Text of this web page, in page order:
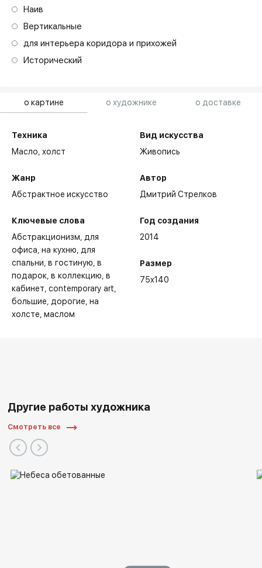
о картине о художнике о доставке
Техника
Масло,холст
Жанр
Абстрактное искусство
Ключевые слова
Абстракционизм для
офиса на кухню для
спальни в гостиную в
подарок в коллекцию в
кабинет contemporary art
большие дорогие на
холсте маслом
Вид искусства
Живопись
Автор
Дмитрий Стрелков
Год создания
2014
Размер
75x140
Наив
Вертикальные
для интерьера коридора и прихожей
Исторический
Другие работы художника
Смотреть все